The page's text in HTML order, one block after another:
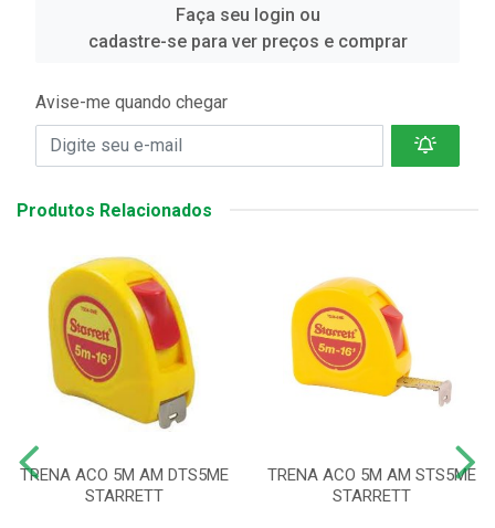
Faça seu login ou
cadastre-se para ver preços e comprar
Avise-me quando chegar
Produtos Relacionados
TRENA ACO 5M AM DTS5ME
STARRETT
TRENA ACO 5M AM STS5ME
STARRETT